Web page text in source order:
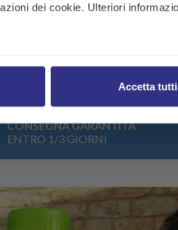
dei cookie. Ulteriori
Accetta tutti
CONSEGNA GARANTITA
ENTRO 1/3 GIORNI